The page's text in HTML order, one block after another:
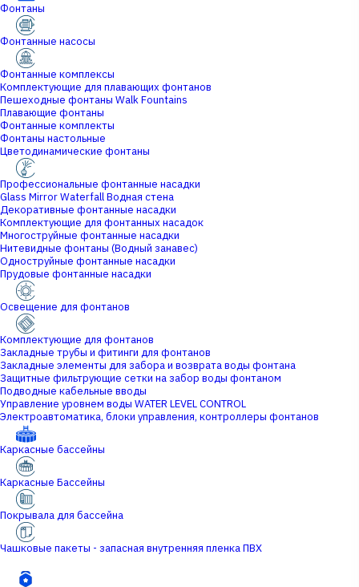
Фонтаны
Фонтанные насосы
Фонтанные комплексы
Комплектующие для плавающих фонтанов
Пешеходные фонтаны Walk Fountains
Плавающие фонтаны
Фонтанные комплекты
Фонтаны настольные
Цветодинамические фонтаны
Профессиональные фонтанные насадки
Glass Mirror Waterfall Водная стена
Декоративные фонтанные насадки
Комплектующие для фонтанных насадок
Многоструйные фонтанные насадки
Нитевидные фонтаны (Водный занавес)
Одноструйные фонтанные насадки
Прудовые фонтанные насадки
Освещение для фонтанов
Комплектующие для фонтанов
Закладные трубы и фитинги для фонтанов
Закладные элементы для забора и возврата воды фонтана
Защитные фильтрующие сетки на забор воды фонтаном
Подводные кабельные вводы
Управление уровнем воды WATER LEVEL CONTROL
Электроавтоматика, блоки управления, контроллеры фонтанов
Каркасные бассейны
Каркасные Бассейны
Покрывала для бассейна
Чашковые пакеты - запасная внутренняя пленка ПВХ